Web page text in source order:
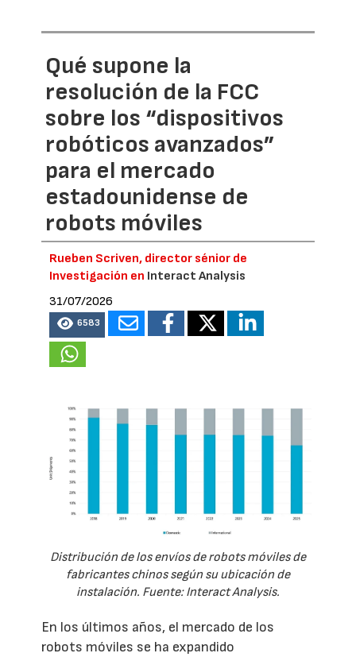
Qué supone la
resolución de la FCC
sobre los “dispositivos
robóticos avanzados”
para el mercado
estadounidense de
robots móviles
Rueben Scriven, director sénior de
Investigación en Interact Analysis
31/07/2026
6583
Distribución de los envíos de robots móviles de
fabricantes chinos según su ubicación de
instalación. Fuente: Interact Analysis.
En los últimos años, el mercado de los
robots móviles se ha expandido